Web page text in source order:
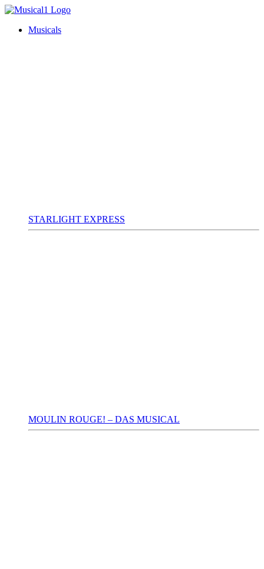
Musicals
STARLIGHT EXPRESS
MOULIN ROUGE! – DAS MUSICAL